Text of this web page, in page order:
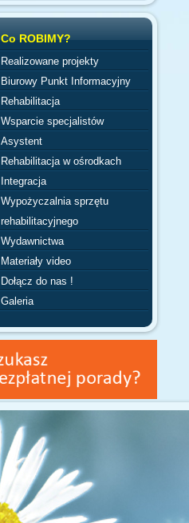
Co ROBIMY?
Realizowane projekty
Biurowy Punkt Informacyjny
Rehabilitacja
Wsparcie specjalistów
Asystent
Rehabilitacja w ośrodkach
Integracja
Wypożyczalnia sprzętu
rehabilitacyjnego
Wydawnictwa
Materiały video
Dołącz do nas !
Galeria